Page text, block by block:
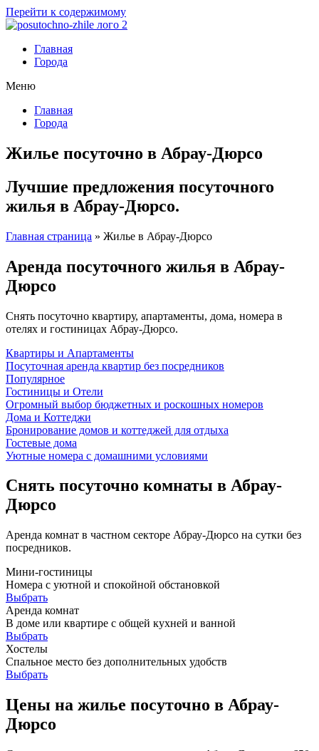
Перейти к содержимому
Главная
Города
Меню
Главная
Города
Жилье посуточно в Абрау-Дюрсо
Лучшие предложения посуточного
жилья в Абрау-Дюрсо.
Главная страница » Жилье в Абрау-Дюрсо
Аренда посуточного жилья в Абрау-
Дюрсо
Снять посуточно квартиру, апартаменты, дома, номера в
отелях и гостиницах Абрау-Дюрсо.
Квартиры и Апартаменты
Посуточная аренда квартир без посредников
Популярное
Гостиницы и Отели
Огромный выбор бюджетных и роскошных номеров
Дома и Коттеджи
Бронирование домов и коттеджей для отдыха
Гостевые дома
Уютные номера с домашними условиями
Снять посуточно комнаты в Абрау-
Дюрсо
Аренда комнат в частном секторе Абрау-Дюрсо на сутки без
посредников.
Мини-гостиницы
Номера с уютной и спокойной обстановкой
Выбрать
Аренда комнат
В доме или квартире с общей кухней и ванной
Выбрать
Хостелы
Спальное место без дополнительных удобств
Выбрать
Цены на жилье посуточно в Абрау-
Дюрсо